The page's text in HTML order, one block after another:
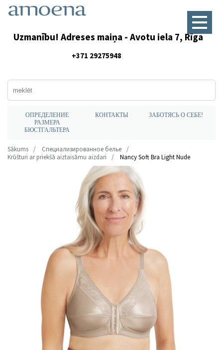
Uzmanību! Adreses maiņa - Avotu iela 7, Rīga
+371 29275948
ОПРЕДЕЛЕНИЕ
РАЗМЕРА
БЮСТГАЛЬТЕРА
КОНТАКТЫ ЗАБОТЯСЬ О СЕБЕ!
Sākums
Специализированное белье
Krūšturi ar priekšā aiztaisāmu aizdari
Nancy Soft Bra Light Nude